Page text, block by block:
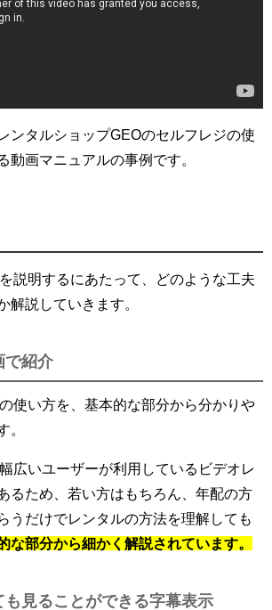
ンタルショップGEOのセルフレジの使
動画マニュアルの事例です。
説明するにあたって、どのような工夫
解説していきます。
で紹介
使い方を、基本的な部分から分かりや
。
広いユーザーが利用しているビデオレ
るため、若い方はもちろん、年配の方
うだけでレンタルの方法を理解しても
な部分から細かく解説されています。
も見ることができる字幕表示